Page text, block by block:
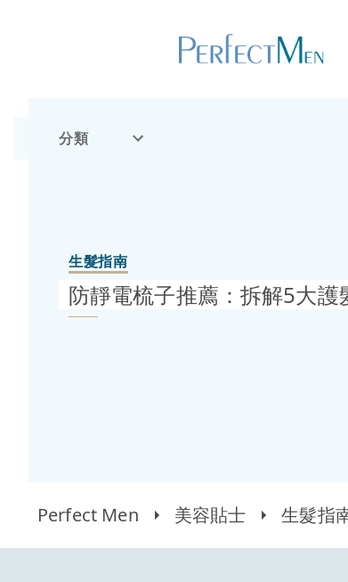
分類
生髮指南
防靜電梳子推薦：拆解5大護
Perfect Men 美容貼士 生髮指